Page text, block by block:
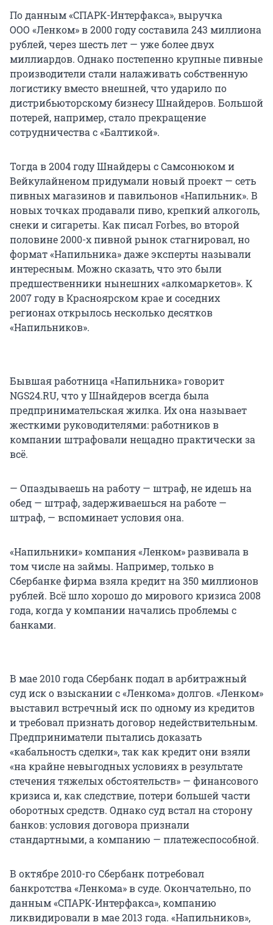
По данным «СПАРК-Интерфакса», выручка
ООО «Ленком» в 2000 году составила 243 миллиона
рублей, через шесть лет — уже более двух
миллиардов. Однако постепенно крупные пивные
производители стали налаживать собственную
логистику вместо внешней, что ударило по
дистрибьюторскому бизнесу Шнайдеров. Большой
потерей, например, стало прекращение
сотрудничества с «Балтикой».
Тогда в 2004 году Шнайдеры с Самсонюком и
Вейкулайненом придумали новый проект — сеть
пивных магазинов и павильонов «Напильник». В
новых точках продавали пиво, крепкий алкоголь,
снеки и сигареты. Как писал Forbes, во второй
половине 2000-х пивной рынок стагнировал, но
формат «Напильника» даже эксперты называли
интересным. Можно сказать, что это были
предшественники нынешних «алкомаркетов». К
2007 году в Красноярском крае и соседних
регионах открылось несколько десятков
«Напильников».
Бывшая работница «Напильника» говорит
NGS24.RU, что у Шнайдеров всегда была
предпринимательская жилка. Их она называет
жесткими руководителями: работников в
компании штрафовали нещадно практически за
всё.
— Опаздываешь на работу — штраф, не идешь на
обед — штраф, задерживаешься на работе —
штраф, — вспоминает условия она.
«Напильники» компания «Ленком» развивала в
том числе на займы. Например, только в
Сбербанке фирма взяла кредит на 350 миллионов
рублей. Всё шло хорошо до мирового кризиса 2008
года, когда у компании начались проблемы с
банками.
В мае 2010 года Сбербанк подал в арбитражный
суд иск о взыскании с «Ленкома» долгов. «Ленком»
выставил встречный иск по одному из кредитов
и требовал признать договор недействительным.
Предприниматели пытались доказать
«кабальность сделки», так как кредит они взяли
«на крайне невыгодных условиях в результате
стечения тяжелых обстоятельств» — финансового
кризиса и, как следствие, потери большей части
оборотных средств. Однако суд встал на сторону
банков: условия договора признали
стандартными, а компанию — платежеспособной.
В октябре 2010-го Сбербанк потребовал
банкротства «Ленкома» в суде. Окончательно, по
данным «СПАРК-Интерфакса», компанию
ликвидировали в мае 2013 года. «Напильников»,